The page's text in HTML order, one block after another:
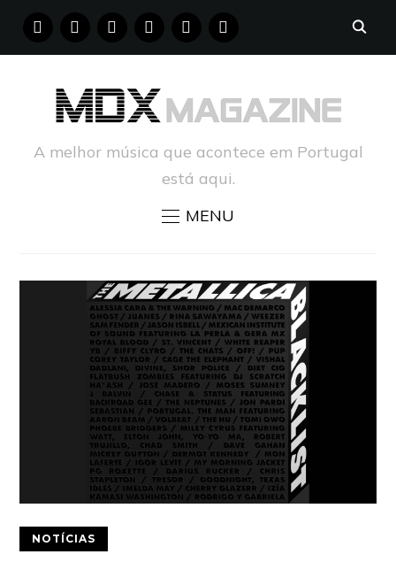
FACEBOOKINSTAGRAM
YOUTUBE PINTERESTTUMBLR
A melhor música que acontece em Portugal
está aqui.
MENU
NOTÍCIAS